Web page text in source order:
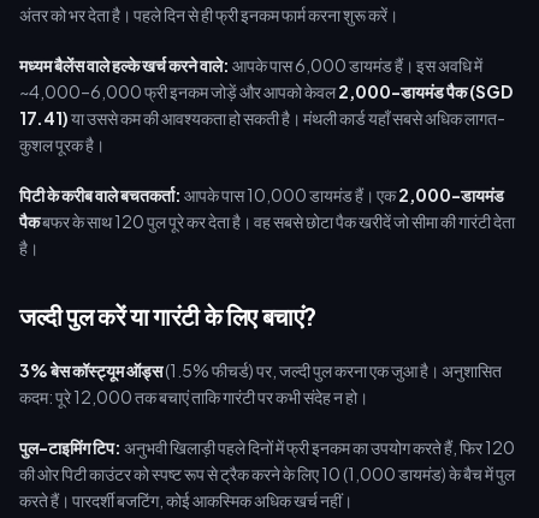
अंतर को भर देता है। पहले दिन से ही फ्री इनकम फार्म करना शुरू करें।
मध्यम बैलेंस वाले हल्के खर्च करने वाले: आपके पास 6,000 डायमंड हैं। इस अवधि में
~4,000–6,000 फ्री इनकम जोड़ें और आपको केवल2,000-डायमंड पैक (SGD
17.41)या उससे कम की आवश्यकता हो सकती है। मंथली कार्ड यहाँ सबसे अधिक लागत-
कुशल पूरक है।
पिटी के करीब वाले बचतकर्ता: आपके पास 10,000 डायमंड हैं। एक2,000-डायमंड
पैकबफर के साथ 120 पुल पूरे कर देता है। वह सबसे छोटा पैक खरीदें जो सीमा की गारंटी देता
है।
जल्दी पुल करें या गारंटी के लिए बचाएं?
3% बेस कॉस्ट्यूम ऑड्स(1.5% फीचर्ड) पर, जल्दी पुल करना एक जुआ है। अनुशासित
कदम: पूरे 12,000 तक बचाएं ताकि गारंटी पर कभी संदेह न हो।
पुल-टाइमिंग टिप: अनुभवी खिलाड़ी पहले दिनों में फ्री इनकम का उपयोग करते हैं, फिर 120
की ओर पिटी काउंटर को स्पष्ट रूप से ट्रैक करने के लिए 10 (1,000 डायमंड) के बैच में पुल
करते हैं। पारदर्शी बजटिंग, कोई आकस्मिक अधिक खर्च नहीं।